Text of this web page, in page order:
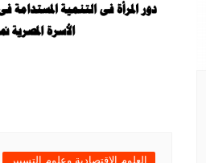
العلوم الاقتصادية وعلوم التسيير